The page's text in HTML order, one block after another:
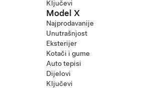
Ključevi
Model X
Najprodavanije
Unutrašnjost
Eksterijer
Kotači i gume
Auto tepisi
Dijelovi
Ključevi